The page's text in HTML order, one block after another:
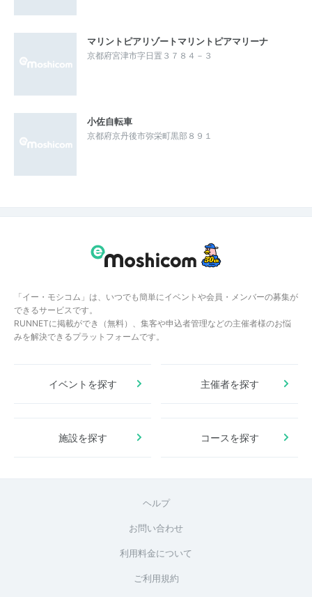
マリントピアリゾートマリントピアマリーナ
京都府宮津市字日置３７８４－３
小佐自転車
京都府京丹後市弥栄町黒部８９１
「イー・モシコム」は、いつでも簡単にイベントや会員・メンバーの募集が
できるサービスです。
RUNNETに掲載ができ（無料）、集客や申込者管理などの主催者様のお悩
みを解決できるプラットフォームです。
イベントを探す 主催者を探す
施設を探す コースを探す
ヘルプ
お問い合わせ
利用料金について
ご利用規約